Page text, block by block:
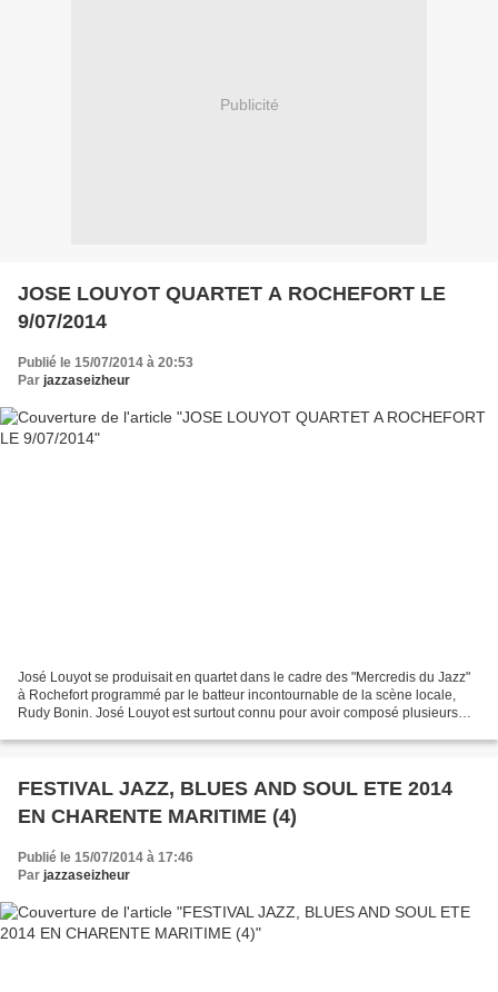
Publicité
JOSE LOUYOT QUARTET A ROCHEFORT LE
9/07/2014
Publié le 15/07/2014 à 20:53
Par jazzaseizheur
José Louyot se produisait en quartet dans le cadre des "Mercredis du Jazz"
à Rochefort programmé par le batteur incontournable de la scène locale,
Rudy Bonin. José Louyot est surtout connu pour avoir composé plusieurs
FESTIVAL JAZZ, BLUES AND SOUL ETE 2014
EN CHARENTE MARITIME (4)
Publié le 15/07/2014 à 17:46
Par jazzaseizheur